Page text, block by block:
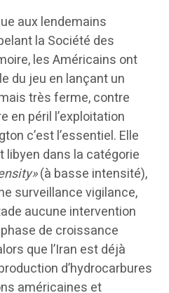
aux lendemains
la Société des
les Américains ont
du jeu en lançant un
très ferme, contre
en péril l’exploitation
c’est l’essentiel. Elle
dans la catégorie
(à basse intensité),
surveillance vigilance,
aucune intervention
de croissance
que l’Iran est déjà
d’hydrocarbures
américaines et